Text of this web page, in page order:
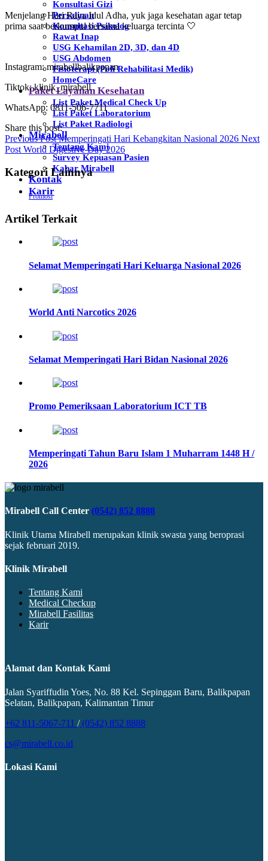
Konsultasi Gizi
Persalinan
Konsultasi Psikolog
Rawat Inap
USG Kehamilan 2D, 3D, dan 4D
USG Abdomen
Fisioterapi (Poli Rehabilitasi Medik)
HomeCare
Paket Layanan Kesehatan
List Paket Medical Check Up
List Paket Laboratorium
List Paket Radiologi
Mirabell
Tentang Kami
Survey Kepuasan Pasien
Kabar Mirabell
Kontak
Karir
Menjelang Hari Raya Idul Adha, yuk jaga kesehatan agar tetap
prima saat berkumpul bersama keluarga tercinta 🤍
Instagram: mirabellbalikpapan
Tiktok: klinik_mirabell
WhatsApp: 0811-506-7711
Share this post:
Previous PostMemperingati Hari Kebangkitan Nasional 2026 Next
Post World Digestive Day 2026
Kategori Lainnya
Promosi
Artikel Terkait
Selamat Memperingati Hari Keluarga Nasional 2026
World Anti Narcotics 2026
Selamat Memperingati Hari Bidan Nasional 2026
Promo Pemeriksaan Laboratorium ICT TB
Memperingati Tahun Baru Islam 1 Muharram 1448 H /
2026
Mirabell Call Center (0542) 852 8888
Klinik Utama Mirabell merupakan klinik swasta yang beroprasi
sejak februari 2019.
Klinik Mirabell
Tentang Kami
Medical Checkup
Mirabell Fasilitas
Karir
Alamat dan Kontak Kami
Jalan Syariffudin Yoes, No. 88 Kel. Sepinggan Baru, Balikpapan
Selatan, Balikpapan, Kalimantan Timur
+62 811-5067-711 /(0542) 852 8888
cs@mirabell.co.id
Lokasi Kami